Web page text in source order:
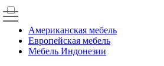
Американская мебель
Европейская мебель
Мебель Индонезии